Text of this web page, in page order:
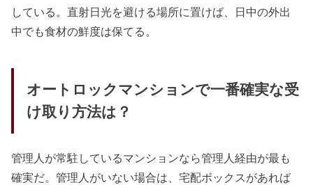
している。直射日光を避ける場所に置けば、日中の外出
中でも食材の鮮度は保てる。
オートロックマンションで一番確実な受
け取り方法は？
管理人が常駐しているマンションなら管理人経由が最も
確実だ。管理人がいない場合は、宅配ボックスがあれば